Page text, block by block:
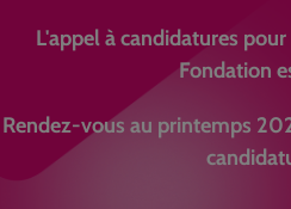
L'appel à candidatures
Fondation
Rendez-vous au printemps